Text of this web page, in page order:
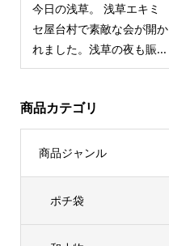
今日の浅草。 浅草エキミ
セ屋台村で素敵な会が開か
れました。浅草の夜も賑...
商品カテゴリ
商品ジャンル
ポチ袋